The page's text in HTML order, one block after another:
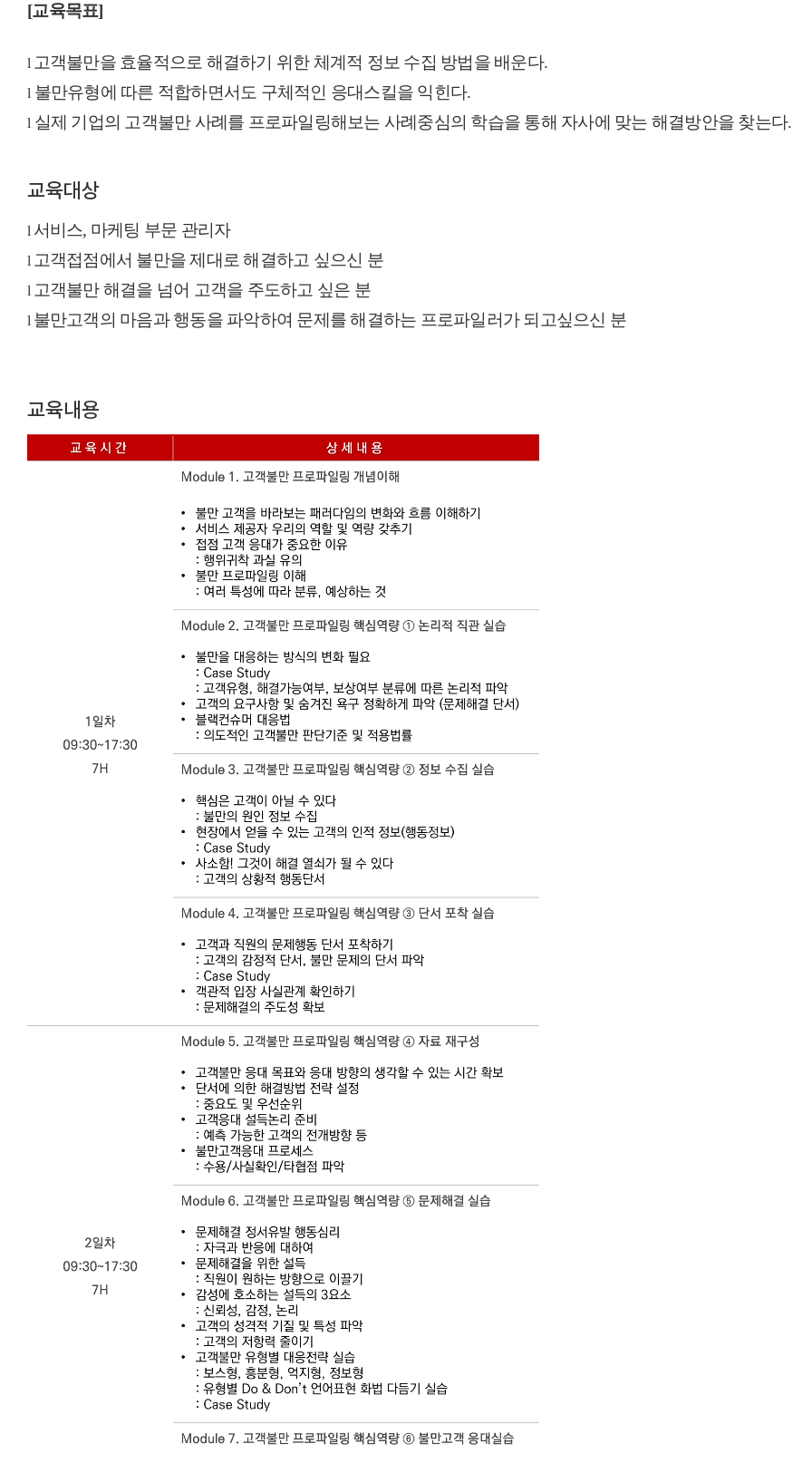
[교육목표]
l 고객불만을 효율적으로 해결하기 위한 체계적 정보 수집 방법을 배운다.
l불만유형에 따른 적합하면서도 구체적인 응대스킬을 익힌다.
l실제 기업의 고객불만 사례를 프로파일링해보는 사례중심의 학습을 통해 자사에 맞는 해결방안을 찾는다.
교육대상
l 서비스, 마케팅 부문 관리자
l 고객접점에서 불만을 제대로 해결하고 싶으신 분
l 고객불만해결을 넘어 고객을 주도하고 싶은 분
l 불만고객의 마음과 행동을 파악하여 문제를 해결하는 프로파일러가 되고싶으신 분
교육내용